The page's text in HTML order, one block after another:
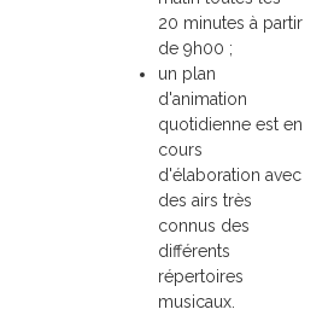
20 minutes à partir
de 9h00 ;
un plan
d'animation
quotidienne est en
cours
d'élaboration avec
des airs très
connus des
différents
répertoires
musicaux.